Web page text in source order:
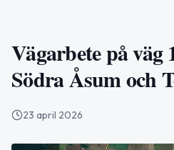
Vägarbete på väg
Södra Åsum och
23 april 2026